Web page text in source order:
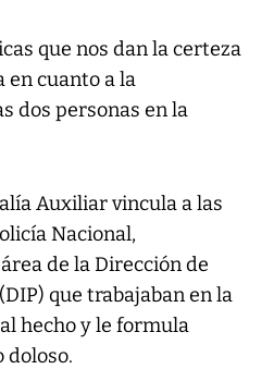
que nos dan la certeza
en cuanto a la
dos personas en la
Auxiliar vincula a las
Nacional,
de la Dirección de
que trabajaban en la
hecho y le formula
doloso.